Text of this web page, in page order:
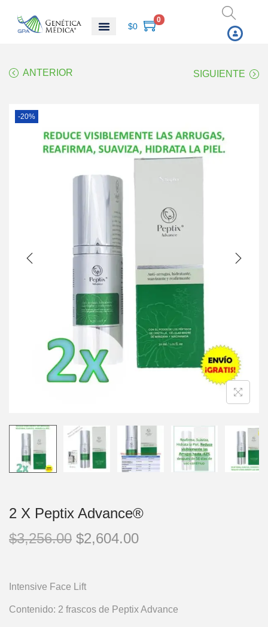
$0
0
ANTERIOR SIGUIENTE
-20%
2 X Peptix Advance®
$3,256.00 $2,604.00
Intensive Face Lift
Contenido: 2 frascos de Peptix Advance